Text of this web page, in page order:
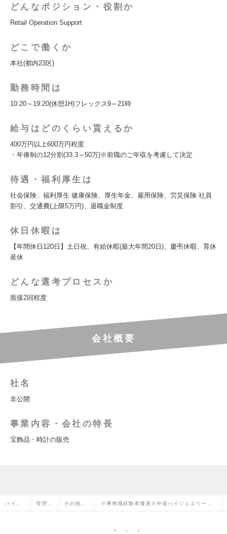
どんなポジション・役割か
Retail Operation Support
どこで働くか
本社(都内23区)
勤務時間は
10:20～19:20(休憩1H)フレックス9～21時
給与はどのくらい貰えるか
400万円以上600万円程度
・年俸制の12分割(33.3～50万)※前職のご年収を考慮して決定
待遇・福利厚生は
社会保険、福利厚生 健康保険、厚生年金、雇用保険、労災保険 社員
割引、交通費(上限5万円)、退職金制度
休日休暇は
【年間休日120日】土日祝、有給休暇(最大年間20日)、慶弔休暇、育休
産休
どんな選考プロセスか
面接2回程度
会社概要
社名
非公開
事業内容・会社の特長
宝飾品・時計の販売
ハイク 管理部 その他、 ※事務職経験者優遇※外資ハイジュエリー／オ